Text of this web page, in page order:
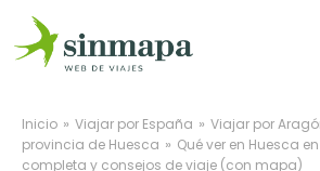
Inicio » Viajar por España » Viajar por
provincia de Huesca » Qué ver en Huesca
completa y consejos de viaje (con mapa)